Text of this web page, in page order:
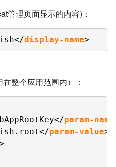
管理页面显示的内容)：
display-name>
整个应用范围内）：
param-name
param-value
>